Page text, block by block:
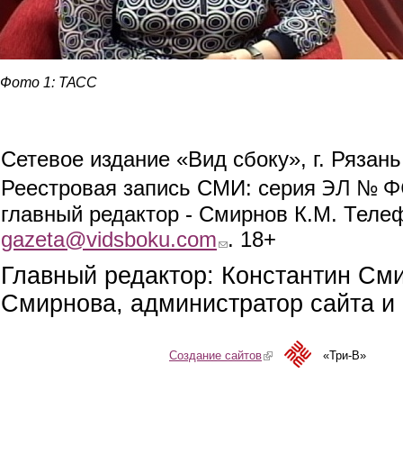
Фото 1: ТАСС
Сетевое издание «Вид сбоку», г.
Реестровая запись СМИ: серия ЭЛ №
главный редактор - Смирнов К.М.
gazeta@vidsboku.com (link sends e-mail)
. 18+
Главный редактор: Константин
Смирнова, администратор сайта
Создание сайтов(link is external)«Три-В»